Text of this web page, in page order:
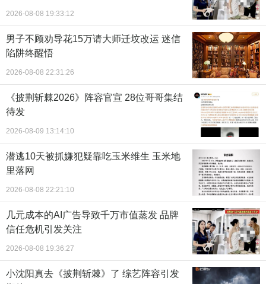
2026-08-08 19:33:12
男子不顾劝导花15万请大师迁坟改运 迷信
陷阱终醒悟
2026-08-08 22:31:26
《披荆斩棘2026》阵容官宣 28位哥哥集结
待发
2026-08-09 13:14:10
潜逃10天被抓嫌犯疑靠吃玉米维生 玉米地
里落网
2026-08-08 22:21:10
几元成本的AI广告导致千万市值蒸发 品牌
信任危机引发关注
2026-08-08 19:36:27
小沈阳真去《披荆斩棘》了 综艺阵容引发